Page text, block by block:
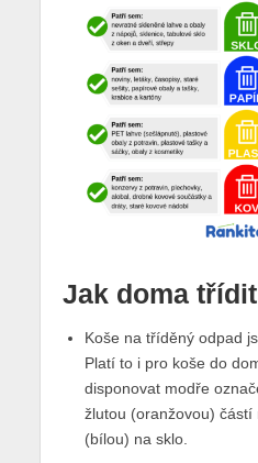
Jak doma
Koše na tříděný odpad
Platí to i pro koše do
disponovat modře
žlutou (oranžovou) částí
(bílou) na sklo.